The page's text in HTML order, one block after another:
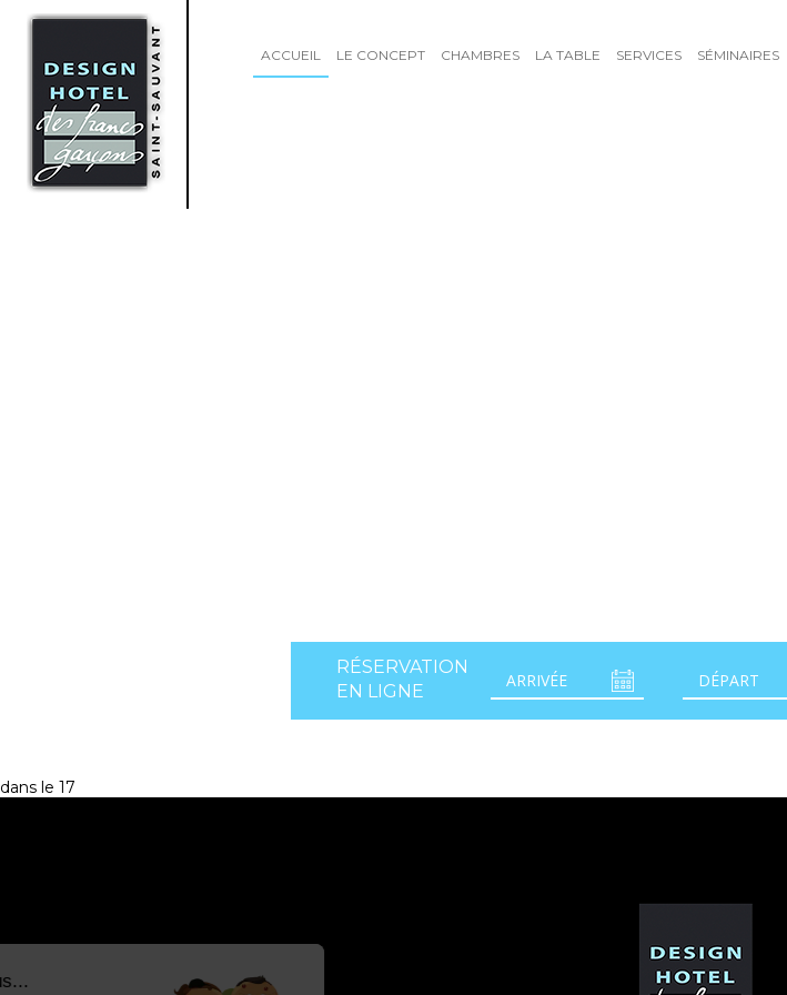
ACCUEIL LE CONCEPT CHAMBRES LA TABLE SERVICES SÉMINAIRES
RÉSERVATION
EN LIGNE
dans le 17
Salut c'est nous...